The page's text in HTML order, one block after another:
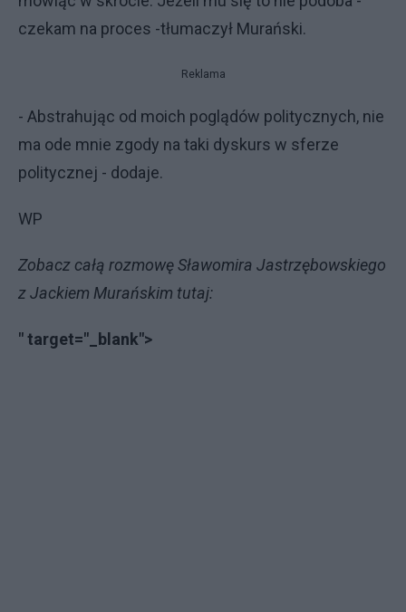
czekam na proces -tłumaczył Murański.
Reklama
- Abstrahując od moich poglądów politycznych, nie
ma ode mnie zgody na taki dyskurs w sferze
politycznej - dodaje.
WP
Zobacz całą rozmowę Sławomira Jastrzębowskiego
z Jackiem Murańskim tutaj:
" target="_blank">